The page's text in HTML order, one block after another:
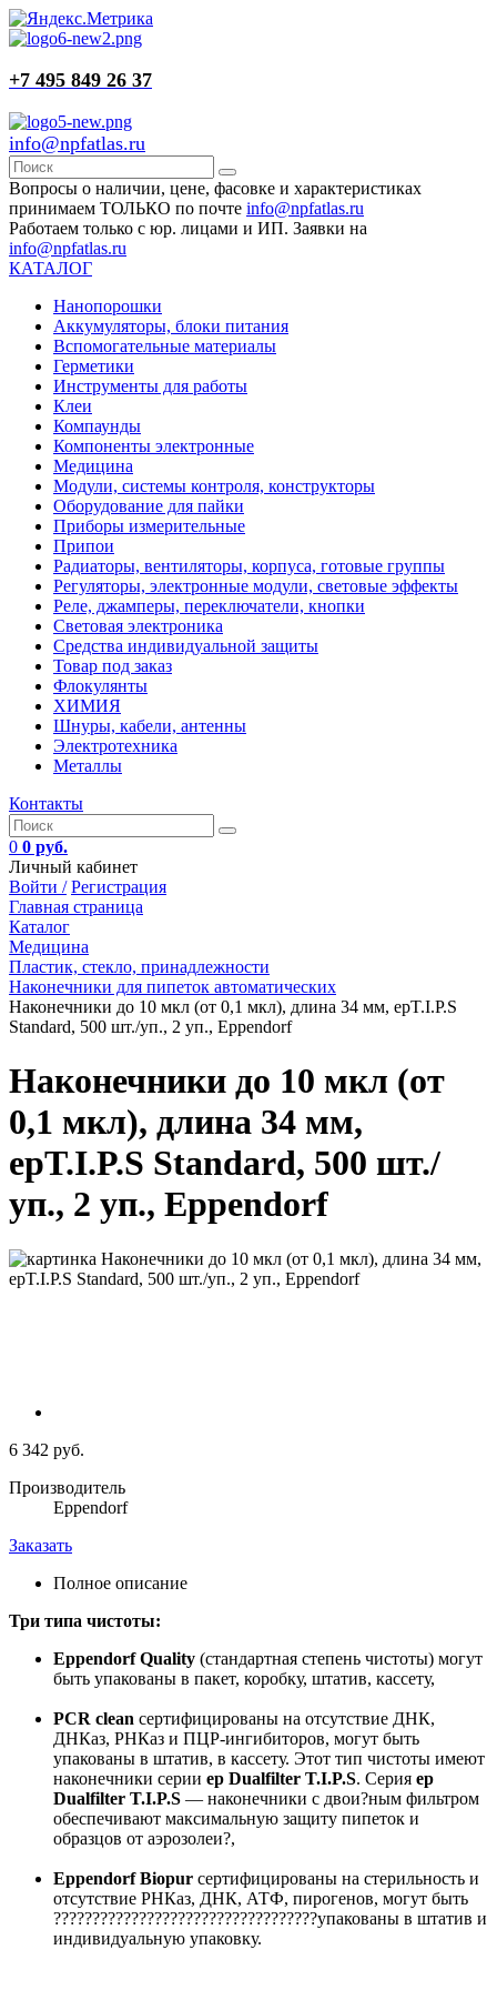
+7 495 849 26 37
info@npfatlas.ru
Вопросы о наличии, цене, фасовке и характеристиках
принимаем ТОЛЬКО по почте info@npfatlas.ru
Работаем только с юр. лицами и ИП. Заявки на
info@npfatlas.ru
КАТАЛОГ
Нанопорошки
Аккумуляторы, блоки питания
Вспомогательные материалы
Герметики
Инструменты для работы
Клеи
Компаунды
Компоненты электронные
Медицина
Модули, системы контроля, конструкторы
Оборудование для пайки
Приборы измерительные
Припои
Радиаторы, вентиляторы, корпуса, готовые группы
Регуляторы, электронные модули, световые эффекты
Реле, джамперы, переключатели, кнопки
Световая электроника
Средства индивидуальной защиты
Товар под заказ
Флокулянты
ХИМИЯ
Шнуры, кабели, антенны
Электротехника
Металлы
Контакты
0 0 руб.
Личный кабинет
Войти / Регистрация
Главная страница
Каталог
Медицина
Пластик, стекло, принадлежности
Наконечники для пипеток автоматических
Наконечники до 10 мкл (от 0,1 мкл), длина 34 мм, epT.I.P.S
Standard, 500 шт./уп., 2 уп., Eppendorf
Наконечники до 10 мкл (от
0,1 мкл), длина 34 мм,
epT.I.P.S Standard, 500 шт./
уп., 2 уп., Eppendorf
6 342 руб.
Производитель
Eppendorf
Заказать
Полное описание
Три типа чистоты:
Eppendorf Quality (стандартная степень чистоты) могут
быть упакованы в пакет, коробку, штатив, кассету,
PCR clean сертифицированы на отсутствие ДНК,
ДНКаз, РНКаз и ПЦР-ингибиторов, могут быть
упакованы в штатив, в кассету. Этот тип чистоты имеют
наконечники серии ep Dualfilter T.I.P.S. Серия ep
Dualfilter T.I.P.S — наконечники с двои?ным фильтром
обеспечивают максимальную защиту пипеток и
образцов от аэрозолеи?,
Eppendorf Biopur сертифицированы на стерильность и
отсутствие РНКаз, ДНК, АТФ, пирогенов, могут быть
??????????????????????????????????упакованы в штатив и
индивидуальную упаковку.